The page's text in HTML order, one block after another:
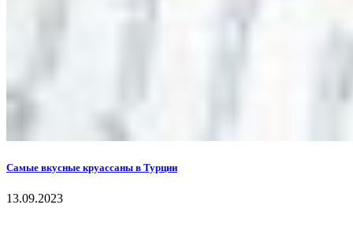
Самые вкусные круассаны в Турции
13.09.2023